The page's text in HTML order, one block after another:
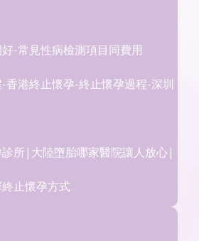
-常見性病檢測項目同費用
香港終止懷孕-終止懷孕過程-深圳
所|大陸墮胎哪家醫院讓人放心|
止懷孕方式